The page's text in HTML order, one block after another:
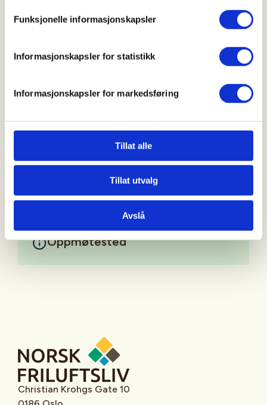
Funksjonelle informasjonskapsler
Informasjonskapsler for statistikk
Informasjonskapsler for markedsføring
Tillat alle
Tillat utvalg
Avslå
bjarte@erstad.no
oktober 2026.
90927999 - bjarte@erstad.no
Mer informasjon
Oppmøtested
Christian Krohgs Gate 10